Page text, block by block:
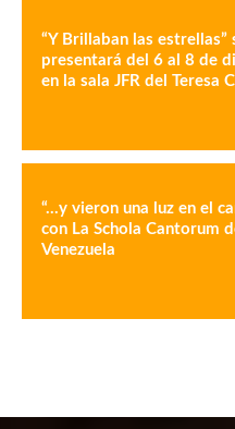
“Y Brillaban las estrellas”
presentará del 6 al 8 de
en la sala JFR del Teresa
“…y vieron una luz en el
con La Schola Cantorum
Venezuela